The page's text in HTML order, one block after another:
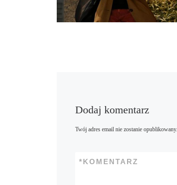
Dodaj komentarz
Twój adres email nie zostanie opublikowany.
KOMENTARZ
*